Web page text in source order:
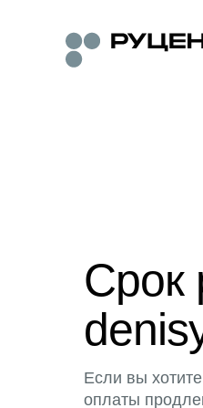
Срок
Если вы
оплаты